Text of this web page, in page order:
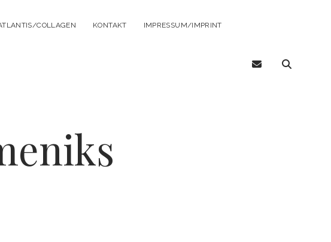
COLLAGEN KONTAKT IMPRESSUM/IMPRINT
email